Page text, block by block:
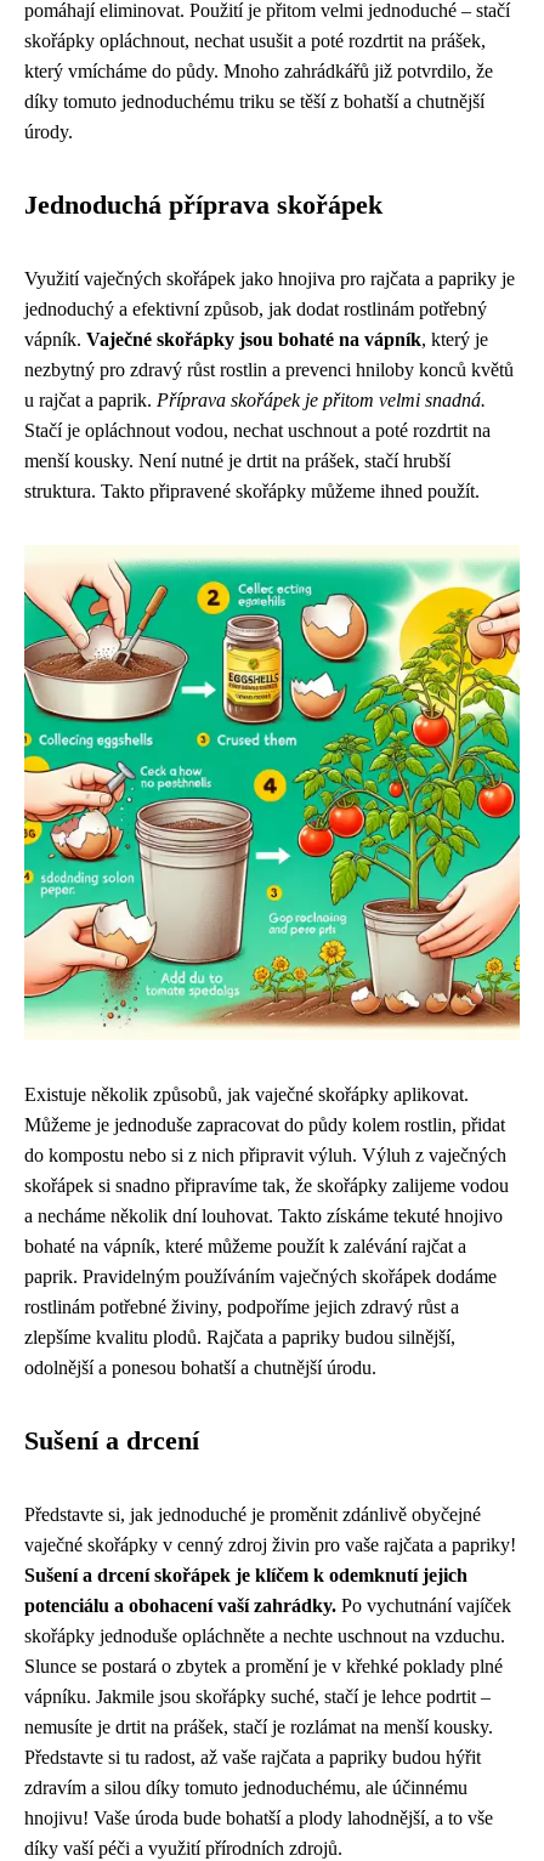
pomáhají eliminovat. Použití je přitom velmi jednoduché – stačí
skořápky opláchnout, nechat usušit a poté rozdrtit na prášek,
který vmícháme do půdy. Mnoho zahrádkářů již potvrdilo, že
díky tomuto jednoduchému triku se těší z bohatší a chutnější
úrody.
Jednoduchá příprava skořápek
Využití vaječných skořápek jako hnojiva pro rajčata a papriky je
jednoduchý a efektivní způsob, jak dodat rostlinám potřebný
vápník. Vaječné skořápky jsou bohaté na vápník, který je
nezbytný pro zdravý růst rostlin a prevenci hniloby konců květů
u rajčat a paprik. Příprava skořápek je přitom velmi snadná.
Stačí je opláchnout vodou, nechat uschnout a poté rozdrtit na
menší kousky. Není nutné je drtit na prášek, stačí hrubší
struktura. Takto připravené skořápky můžeme ihned použít.
Existuje několik způsobů, jak vaječné skořápky aplikovat.
Můžeme je jednoduše zapracovat do půdy kolem rostlin, přidat
do kompostu nebo si z nich připravit výluh. Výluh z vaječných
skořápek si snadno připravíme tak, že skořápky zalijeme vodou
a necháme několik dní louhovat. Takto získáme tekuté hnojivo
bohaté na vápník, které můžeme použít k zalévání rajčat a
paprik. Pravidelným používáním vaječných skořápek dodáme
rostlinám potřebné živiny, podpoříme jejich zdravý růst a
zlepšíme kvalitu plodů. Rajčata a papriky budou silnější,
odolnější a ponesou bohatší a chutnější úrodu.
Sušení a drcení
Představte si, jak jednoduché je proměnit zdánlivě obyčejné
vaječné skořápky v cenný zdroj živin pro vaše rajčata a papriky!
Sušení a drcení skořápek je klíčem k odemknutí jejich
potenciálu a obohacení vaší zahrádky. Po vychutnání vajíček
skořápky jednoduše opláchněte a nechte uschnout na vzduchu.
Slunce se postará o zbytek a promění je v křehké poklady plné
vápníku. Jakmile jsou skořápky suché, stačí je lehce podrtit –
nemusíte je drtit na prášek, stačí je rozlámat na menší kousky.
Představte si tu radost, až vaše rajčata a papriky budou hýřit
zdravím a silou díky tomuto jednoduchému, ale účinnému
hnojivu! Vaše úroda bude bohatší a plody lahodnější, a to vše
díky vaší péči a využití přírodních zdrojů.